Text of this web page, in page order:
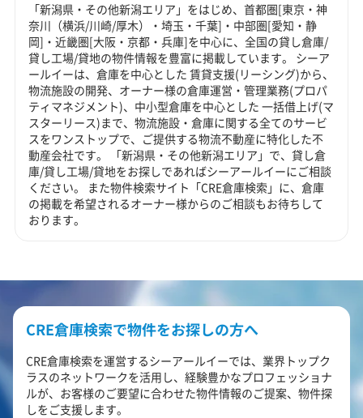
「新潟県・その他新潟エリア」をはじめ、首都圏[東京・神
奈川（横浜/川崎/厚木）・埼玉・千葉]・中部圏[愛知・静
岡]・近畿圏[大阪・京都・兵庫]を中心に、全国の貸し倉庫/
貸し工場/貸地の物件情報を豊富に掲載しています。 シーア
ールイーは、倉庫を中心とした 賃貸支援(リーシング)から、
物流施設の開発、オーナー様の倉庫運営・管理業務(プロパ
ティマネジメント)、中小型倉庫を中心とした 一括借上げ(マ
スターリース)まで、物流施設・倉庫に関する全てのサービ
スをワンストップで、ご提供する物流不動産に特化した不
動産会社です。 「新潟県・その他新潟エリア」で、貸し倉
庫/貸し工場/貸地をお探しであればシーアールイーにご相談
ください。 また物件検索サイト「CRE倉庫検索」に、倉庫
の掲載を希望されるオーナー様からのご相談もお待ちして
おります。
CRE倉庫検索で物件をお探しの方へ
CRE倉庫検索を運営するシーアールイーでは、業界トップク
ラスのネットワークを活用し、経験豊かなプロフェッショナ
ルが、お客様のご要望に合わせた物件情報のご提案、物件探
しをご支援します。